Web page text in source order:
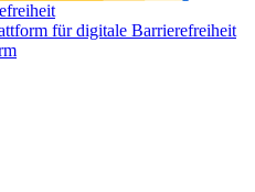
für digitale Barrierefreiheit